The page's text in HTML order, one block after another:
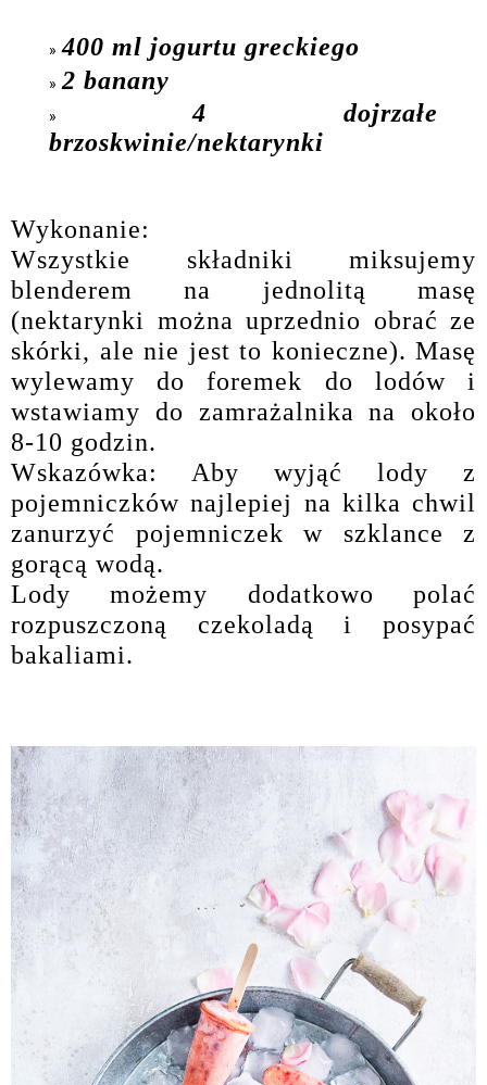
400 ml jogurtu greckiego
2 banany
4 dojrzałe
brzoskwinie/nektarynki
Wykonanie:
Wszystkie składniki miksujemy
blenderem na jednolitą masę
(nektarynki można uprzednio obrać ze
skórki, ale nie jest to konieczne). Masę
wylewamy do foremek do lodów i
wstawiamy do zamrażalnika na około
8-10 godzin.
Wskazówka: Aby wyjąć lody z
pojemniczków najlepiej na kilka chwil
zanurzyć pojemniczek w szklance z
gorącą wodą.
Lody możemy dodatkowo polać
rozpuszczoną czekoladą i posypać
bakaliami.